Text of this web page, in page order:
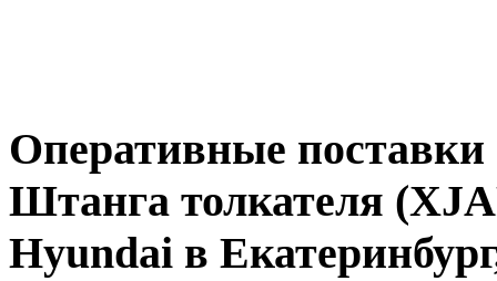
Оперативные
Штанга толкателя
Hyundai в